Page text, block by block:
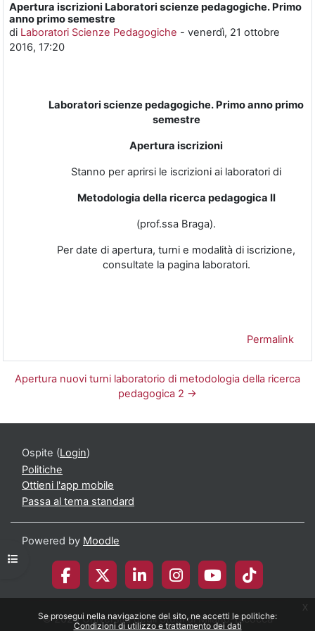
Se prosegui nella navigazione del sito, ne accetti le politiche:
Condizioni di utilizzo e trattamento dei dati
x
Apri indice del corso
Apertura iscrizioni Laboratori scienze pedagogiche. Primo
anno primo semestre
di Laboratori Scienze Pedagogiche - venerdì, 21 ottobre
2016, 17:20
Numero di risposte: 0
Laboratori scienze pedagogiche. Primo anno primo
semestre
Apertura iscrizioni
Stanno per aprirsi le iscrizioni ai laboratori di
Metodologia della ricerca pedagogica II
(prof.ssa Braga).
Per date di apertura, turni e modalità di iscrizione,
consultate la pagina laboratori.
Permalink
Apertura nuovi turni laboratorio di metodologia della ricerca
pedagogica 2 →
Ospite (Login)
Politiche
Ottieni l'app mobile
Passa al tema standard
Powered by Moodle
© 2026 Università degli Studi di Milano-Bicocca